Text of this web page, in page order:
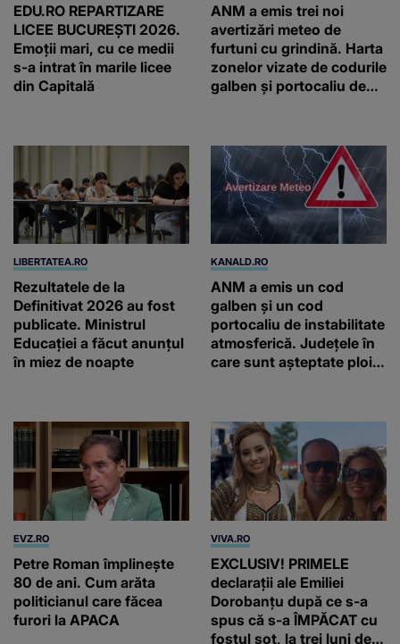
EDU.RO REPARTIZARE
LICEE BUCUREŞTI 2026.
Emoţii mari, cu ce medii
s-a intrat în marile licee
din Capitală
ANM a emis trei noi
avertizări meteo de
furtuni cu grindină. Harta
zonelor vizate de codurile
galben și portocaliu de
LIBERTATEA.RO
Rezultatele de la
Definitivat 2026 au fost
publicate. Ministrul
Educației a făcut anunțul
în miez de noapte
KANALD.RO
ANM a emis un cod
galben și un cod
portocaliu de instabilitate
atmosferică. Județele în
care sunt așteptate ploi
EVZ.RO
Petre Roman împlinește
80 de ani. Cum arăta
politicianul care făcea
furori la APACA
VIVA.RO
EXCLUSIV! PRIMELE
declarații ale Emiliei
Dorobanțu după ce s-a
spus că s-a ÎMPĂCAT cu
fostul soț, la trei luni de